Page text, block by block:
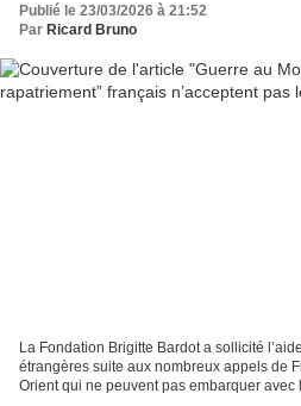
Publié le 23/03/2026 à 21:52
Par Ricard Bruno
La Fondation Brigitte Bardot a sollicité
étrangères suite aux nombreux appels de
Orient qui ne peuvent pas embarquer avec